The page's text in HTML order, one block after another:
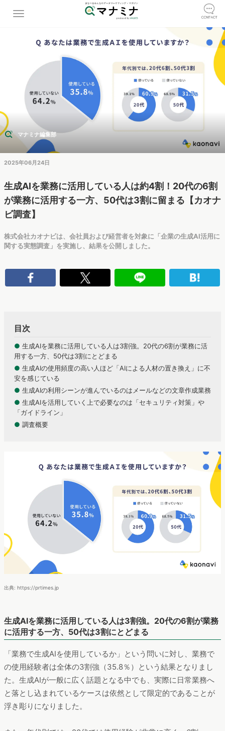
マナミナ編集部
2025年06月24日
生成AIを業務に活用している人は約4割！20代の6割
が業務に活用する一方、50代は3割に留まる【カオナ
ビ調査】
株式会社カオナビは、会社員および経営者を対象に「企業の生成AI活用に
関する実態調査」を実施し、結果を公開しました。
目次
● 生成AIを業務に活用している人は3割強。20代の6割が業務に活
用する一方、50代は3割にとどまる
● 生成AIの使用頻度の高い人ほど「AIによる人材の置き換え」に不
安を感じている
● 生成AIの利用シーンが進んでいるのはメールなどの文章作成業務
● 生成AIを活用していく上で必要なのは「セキュリティ対策」や
「ガイドライン」
● 調査概要
出典: https://prtimes.jp
生成AIを業務に活用している人は3割強。20代の6割が業務
に活用する一方、50代は3割にとどまる
「業務で生成AIを使用しているか」という問いに対し、業務で
の使用経験者は全体の3割強（35.8％）という結果となりまし
た。生成AIが一般に広く話題となる中でも、実際に日常業務へ
と落とし込まれているケースは依然として限定的であることが
浮き彫りになりました。